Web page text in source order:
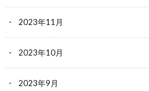
2023年11月
2023年10月
2023年9月